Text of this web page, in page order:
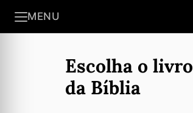
MENU
Escolha o livro
da Bíblia